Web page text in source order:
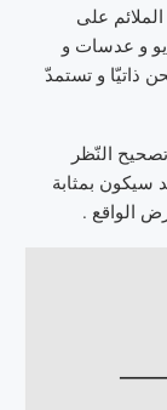
على
و عدسات و
ذاتيّا و تستمدّ
النّظر
سيكون بمثابة
الواقع .